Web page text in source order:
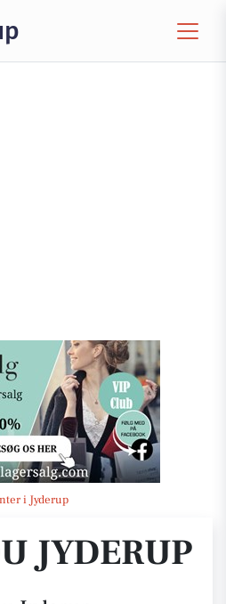
i Jyderup
JYDERUP